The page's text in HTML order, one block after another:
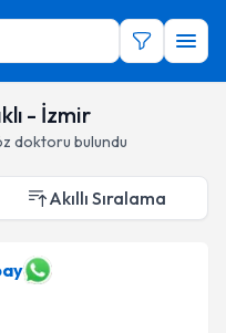
- İzmir
doktoru bulundu
Akıllı Sıralama